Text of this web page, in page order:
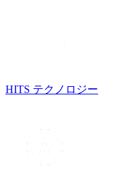
HITS テクノロジー